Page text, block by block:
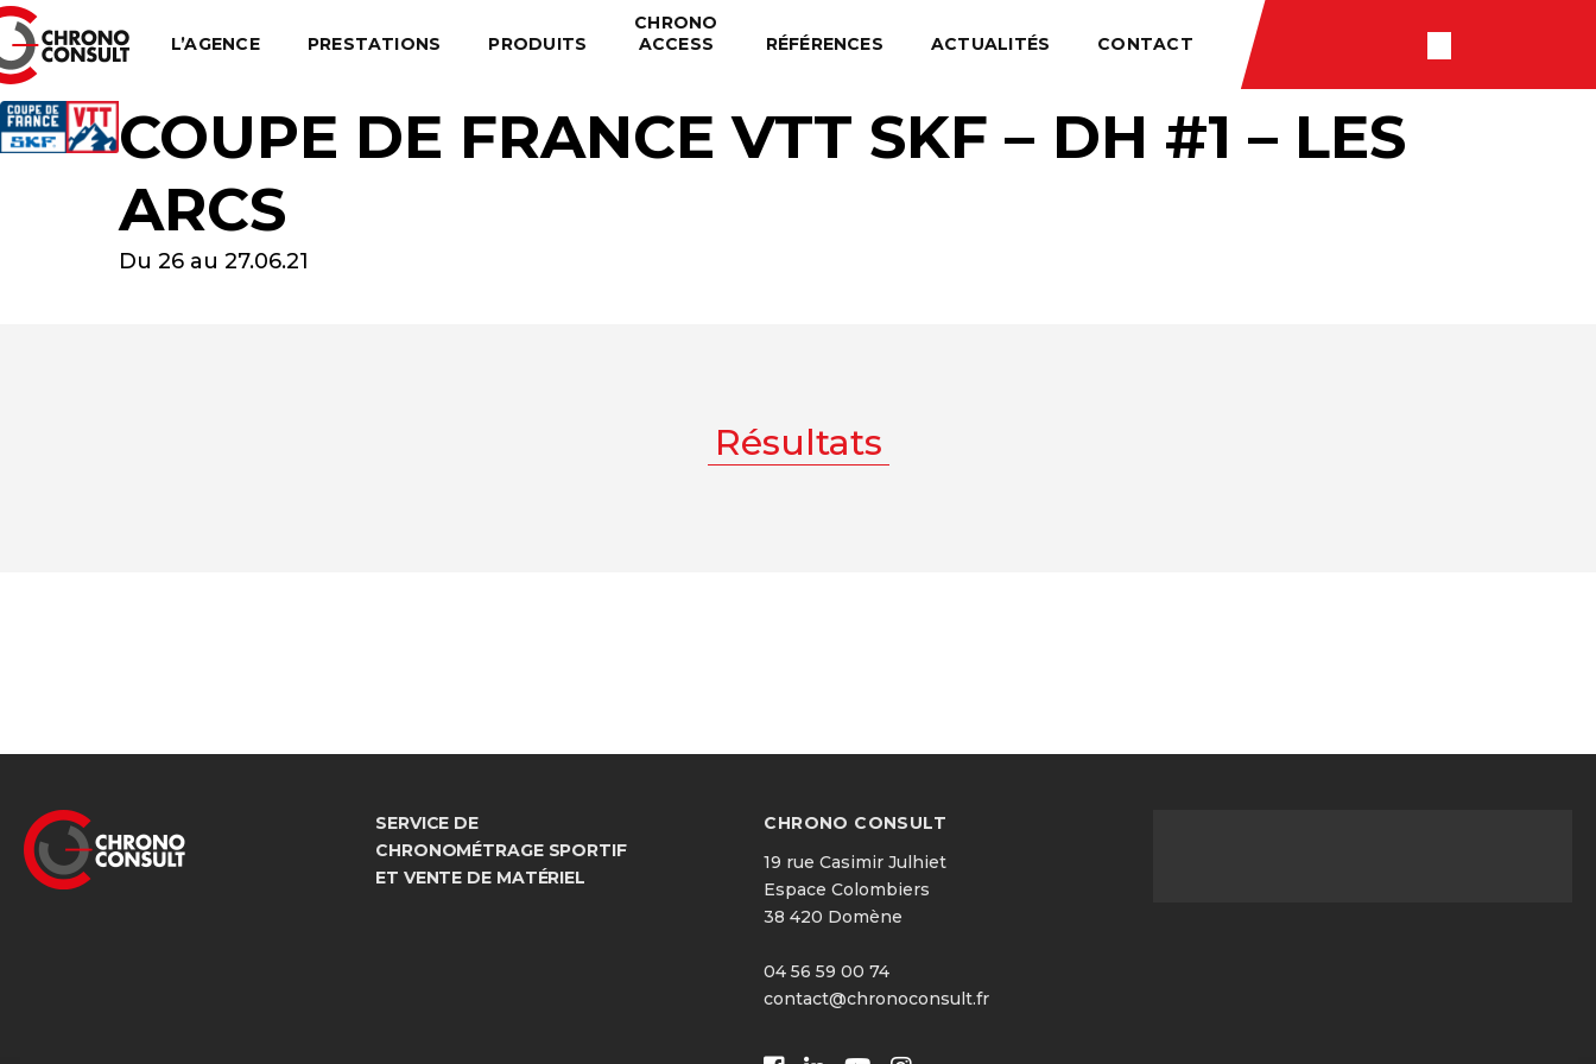
L’AGENCE PRESTATIONS PRODUITS
CHRONO
ACCESS
RÉFÉRENCES ACTUALITÉS CONTACT
RÉSULTATS
COUPE DE FRANCE VTT SKF – DH #1 – LES
ARCS
Du 26 au 27.06.21
Résultats
SERVICE DE
CHRONOMÉTRAGE SPORTIF
ET VENTE DE MATÉRIEL
CHRONO CONSULT
19 rue Casimir Julhiet
Espace Colombiers
38 420 Domène
04 56 59 00 74
contact@chronoconsult.fr